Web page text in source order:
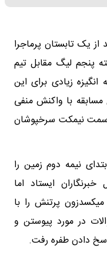
یک تابستان پرماجرا
پنجم لیگ مقابل تیم
زیادی برای این
با واکنش منفی
سمت نیمکت سرخپوشان
نیمه دوم زمین را
ایستاد اما
پرتنش را با
در مورد پیوستن و
دادن طفره رفت.